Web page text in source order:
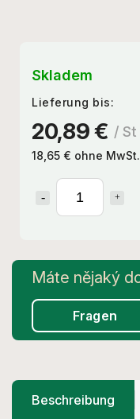
20,89 € / St
18,65 € ohne MwSt.
Skladem
Lieferung bis:
Fragen
Beschreibung